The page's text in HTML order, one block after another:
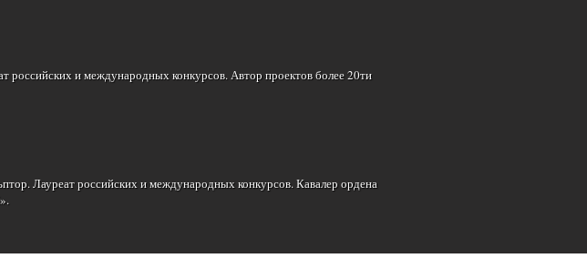
и международных конкурсов. Автор проектов более 20ти
Лауреат российских и международных конкурсов. Кавалер ордена